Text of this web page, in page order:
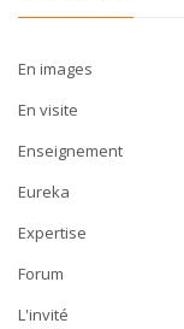
En images
En visite
Enseignement
Eureka
Expertise
Forum
L'invité